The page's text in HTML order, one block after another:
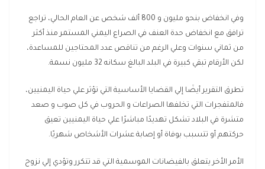
وفي انخفاض بنحو مليون و 800 ألف شخص عن العام الحالي، تراجع
ترافق مع انخفاض حدة العنف في الصراع اليمني المستمر منذ أكثر
من ثماني سنوات وعلي الرغم من تناقص عدد المحتاجين للمساعدة،
لكن الأرقام تبقي كبيرة في البلد البالغ سكانه 32 مليون نسمة.
تطرق التقرير أيضَا إلي القضايا الأساسية التي تؤثر علي حياة اليمنيين،
فالمتفجرات التي تخلفها الصراعات و الحروب في كل صوب و صعد
متشرة في البلاد تشكل تهديدًا مباشرًا علي حياة اليمنيين تعيق
حركتهم أو تتسبب بوفاة أو إصابة عشرات الأشخاص شهريًا.
الأمر الأخر يتعلق بالفيضانات الموسمية التي قد تتكرر وتؤدي إلي نزوح